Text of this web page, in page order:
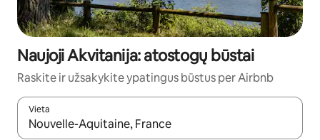
Naujoji Akvitanija: atostogų būstai
Raskite ir užsakykite ypatingus būstus per Airbnb
Vieta
Kai pasirodys paieškos rezultatai, juos naršyti galite